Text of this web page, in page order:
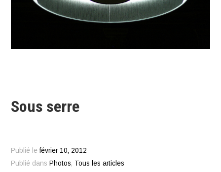
Sous serre
Publié lefévrier 10, 2012
Publié dans Photos, Tous les articles